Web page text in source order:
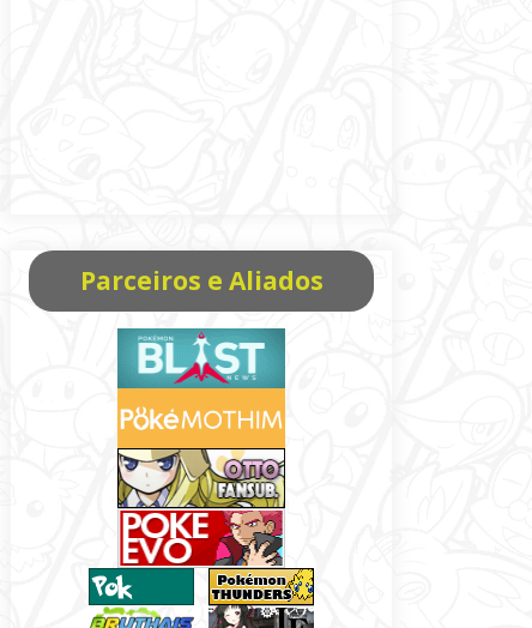
Parceiros e Aliados